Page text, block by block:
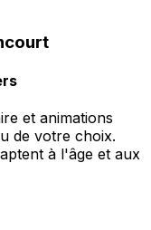
et animations
de votre choix.
à l'âge et aux